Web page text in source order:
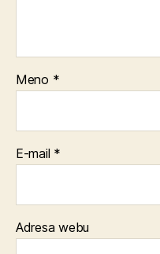
Meno *
E-mail *
Adresa webu